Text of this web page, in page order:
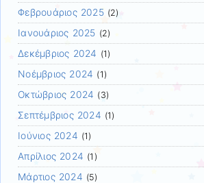
Φεβρουάριος 2025(2)
Ιανουάριος 2025 (2)
Δεκέμβριος 2024 (1)
Νοέμβριος 2024 (1)
Οκτώβριος 2024 (3)
Σεπτέμβριος 2024 (1)
Ιούνιος 2024 (1)
Απρίλιος 2024 (1)
Μάρτιος 2024 (5)